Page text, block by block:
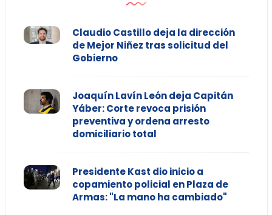
Claudio Castillo deja la dirección
de Mejor Niñez tras solicitud del
Gobierno
Joaquín Lavín León deja Capitán
Yáber: Corte revoca prisión
preventiva y ordena arresto
domiciliario total
Presidente Kast dio inicio a
copamiento policial en Plaza de
Armas: "La mano ha cambiado"